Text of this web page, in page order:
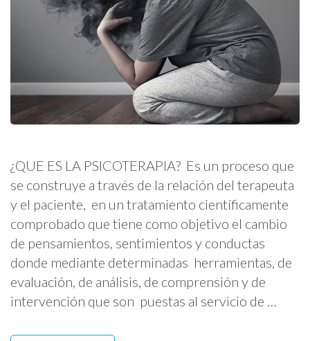
¿QUE ES LA PSICOTERAPIA? Es un proceso que
se construye a través de la relación del terapeuta
y el paciente, en un tratamiento científicamente
comprobado que tiene como objetivo el cambio
de pensamientos, sentimientos y conductas
donde mediante determinadas herramientas, de
evaluación, de análisis, de comprensión y de
intervención que son puestas al servicio de …